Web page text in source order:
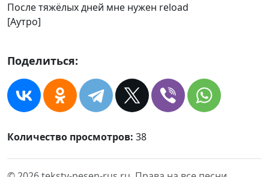
После тяжёлых дней мне нужен reload
[Аутро]
Поделиться:
Количество просмотров: 38